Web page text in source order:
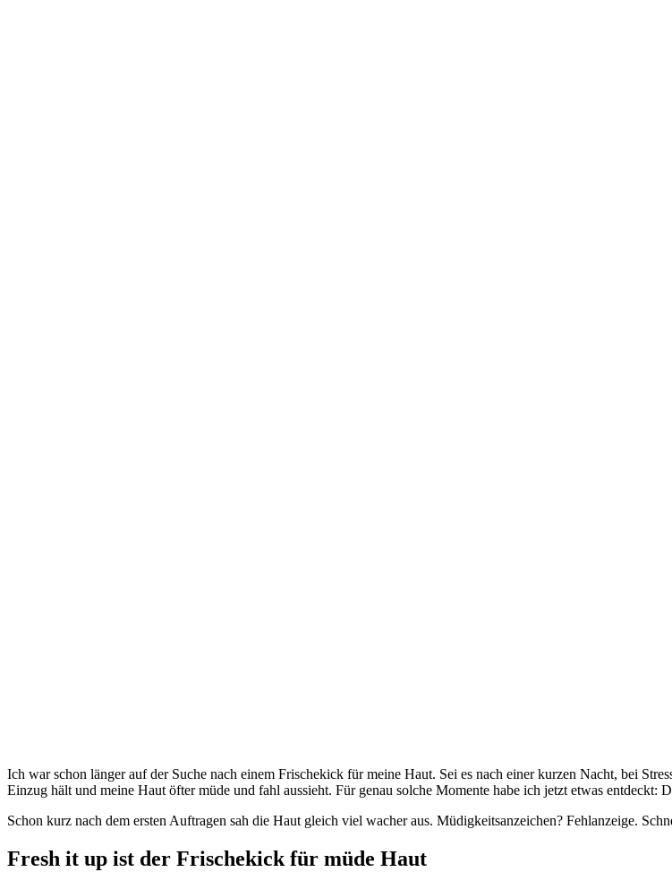
Ich war schon länger auf der Suche nach einem Frischekick für meine Haut. Sei es nach einer kurzen Nacht, bei
Einzug hält und meine Haut öfter müde und fahl aussieht. Für genau solche Momente habe ich jetzt etwas entdeckt:
Schon kurz nach dem ersten Auftragen sah die Haut gleich viel wacher aus. Müdigkeitsanzeichen? Fehlanzeige.
Fresh it up ist der Frischekick für müde Haut